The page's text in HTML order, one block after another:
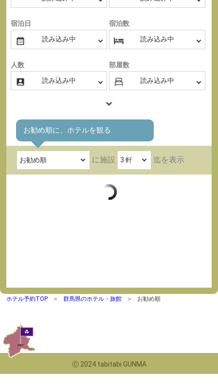
宿泊日 宿泊数
人数 部屋数
お勧め順に、ホテルを観る
に施設 迄を表示
ホテル予約TOP 群馬県のホテル・旅館 お勧め順
ⓒ 2024 tabitabi GUNMA